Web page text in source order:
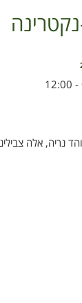
נריה, אלה